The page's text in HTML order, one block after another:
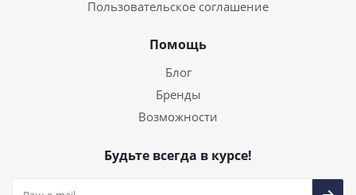
Пользовательское соглашение
Помощь
Блог
Бренды
Возможности
Будьте всегда в курсе!